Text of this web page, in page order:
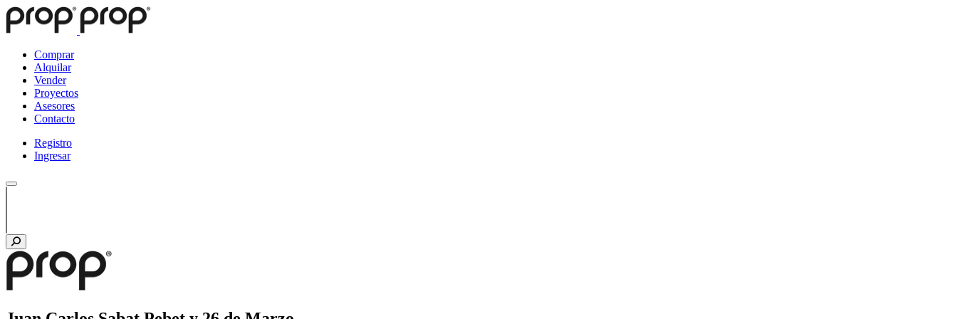
Comprar
Alquilar
Vender
Proyectos
Asesores
Contacto
Registro
Ingresar